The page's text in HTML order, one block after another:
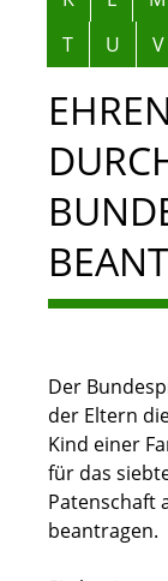
T
U V
Der
der Eltern
Kind einer
für das
Patenschaft
beantragen.